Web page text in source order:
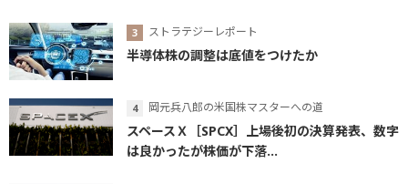
ストラテジーレポート
半導体株の調整は底値をつけたか
岡元兵八郎の米国株マスターへの道
スペースＸ［SPCX］上場後初の決算発表、数字
は良かったが株価が下落...